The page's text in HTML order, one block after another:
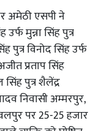
अमेठी एसपी ने
मुन्ना सिंह पुत्र
पुत्र विनोद सिंह उर्फ
प्रताप सिंह
सिंह पुत्र शैलेंद्र
निवासी अम्मरपुर,
पर 25-25 हजार